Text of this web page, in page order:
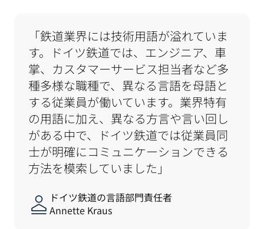
「鉄道業界には技術用語が溢れていま
す。ドイツ鉄道では、エンジニア、車
掌、カスタマーサービス担当者など多
種多様な職種で、異なる言語を母語と
する従業員が働いています。業界特有
の用語に加え、異なる方言や言い回し
がある中で、ドイツ鉄道では従業員同
士が明確にコミュニケーションできる
方法を模索していました」
ドイツ鉄道の言語部門責任者
Annette Kraus